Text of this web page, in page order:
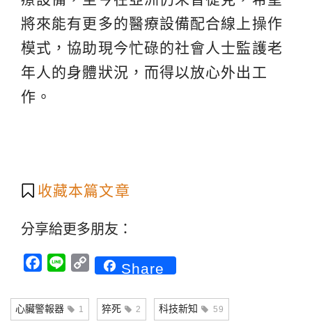
將來能有更多的醫療設備配合線上操作
模式，協助現今忙碌的社會人士監護老
年人的身體狀況，而得以放心外出工
作。
收藏本篇文章
分享給更多朋友：
Facebook
Line CopyShare
心臟警報器 1 猝死 2 科技新知 59